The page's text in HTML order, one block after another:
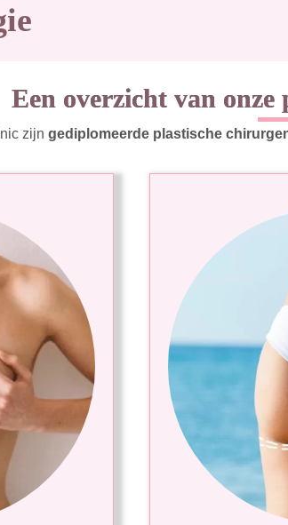
Een overzicht van
zijn gediplomeerde plastische